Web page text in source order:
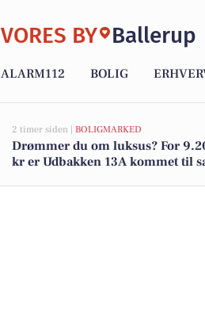
VORES BY Ballerup
ALARM112 BOLIG
2 timer siden | BOLIGMARKED
Drømmer du om luksus? For
kr er Udbakken 13A kommet til